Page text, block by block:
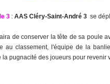
3 : AAS Cléry-Saint-André 3 se
de conserver la tête de sa poule
au classement, l'équipe de la
pugnacité des joueurs pour revenir